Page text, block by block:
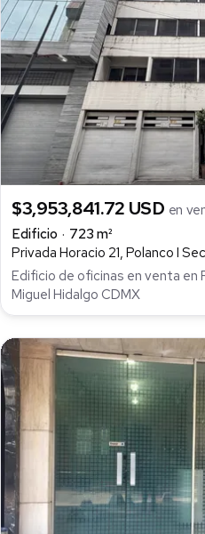
$3,953,841.72 USD en
Edificio
723 m²
Privada Horacio 21, Polanco I
Edificio de oficinas en venta en
Miguel Hidalgo CDMX